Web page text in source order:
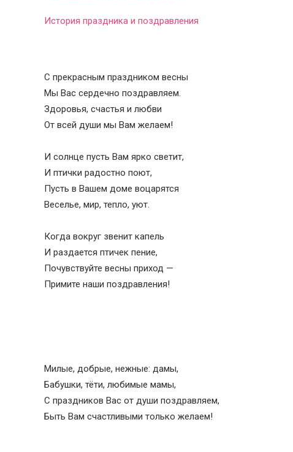
История праздника и поздравления
С прекрасным праздником весны
Мы Вас сердечно поздравляем.
Здоровья, счастья и любви
От всей души мы Вам желаем!
И солнце пусть Вам ярко светит,
И птички радостно поют,
Пусть в Вашем доме воцарятся
Веселье, мир, тепло, уют.
Когда вокруг звенит капель
И раздается птичек пение,
Почувствуйте весны приход —
Примите наши поздравления!
Милые, добрые, нежные: дамы,
Бабушки, тёти, любимые мамы,
С праздников Вас от души поздравляем,
Быть Вам счастливыми только желаем!